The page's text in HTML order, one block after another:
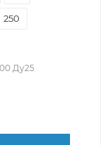
250
Ду25